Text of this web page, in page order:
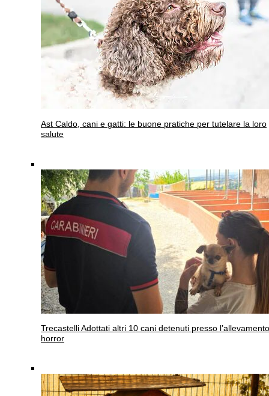
Ast Caldo, cani e gatti: le buone pratiche per tutelare la loro
salute
Trecastelli Adottati altri 10 cani detenuti presso l’allevamento
horror